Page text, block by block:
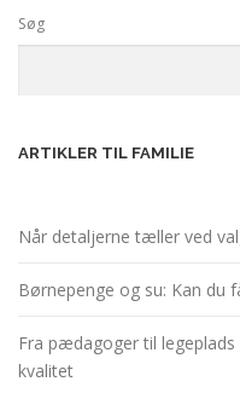
Søg
ARTIKLER TIL FAMILIE
Når detaljerne tæller ved
Børnepenge og su: Kan du
Fra pædagoger til
kvalitet